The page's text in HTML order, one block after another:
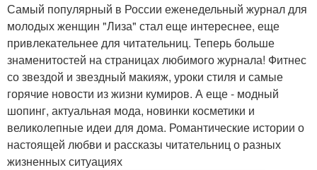
Самый популярный в России еженедельный журнал для
молодых женщин "Лиза" стал еще интереснее, еще
привлекательнее для читательниц. Теперь больше
знаменитостей на страницах любимого журнала! Фитнес
со звездой и звездный макияж, уроки стиля и самые
горячие новости из жизни кумиров. А еще - модный
шопинг, актуальная мода, новинки косметики и
великолепные идеи для дома. Романтические истории о
настоящей любви и рассказы читательниц о разных
жизненных ситуациях